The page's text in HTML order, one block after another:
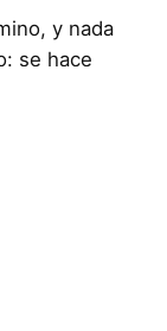
y nada
se hace